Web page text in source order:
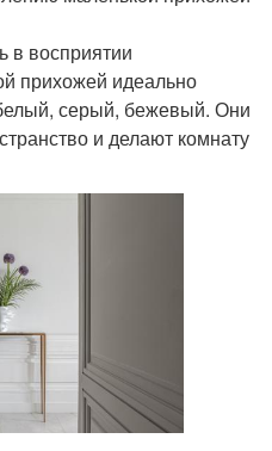
в восприятии
прихожей идеально
серый, бежевый. Они
и делают комнату